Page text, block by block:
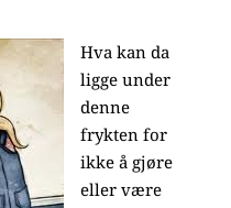
Hva kan da
ligge under
denne
frykten for
ikke å gjøre
eller være